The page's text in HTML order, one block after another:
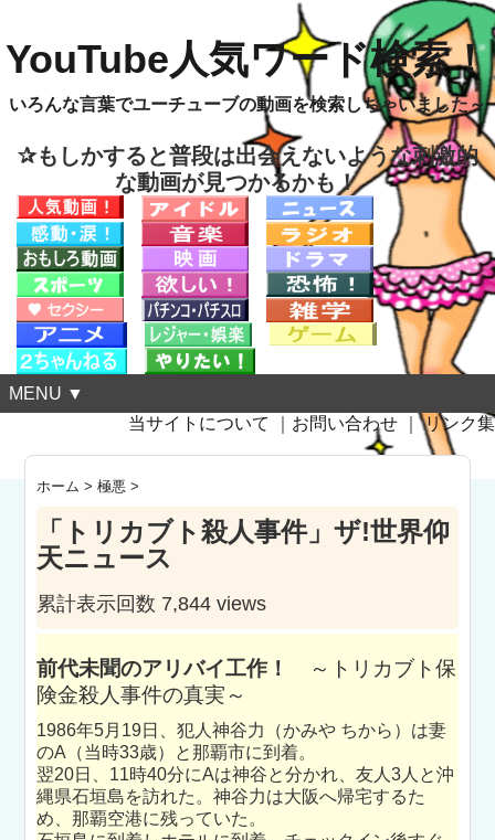
YouTube人気ワード検索！
いろんな言葉でユーチューブの動画を検索しちゃいました～
✰もしかすると普段は出会えないような刺激的
な動画が見つかるかも！
MENU ▼
当サイトについて
お問い合わせ ｜リンク集
ホーム >極悪 >
「トリカブト殺人事件」ザ!世界仰
天ニュース
累計表示回数 7,844 views
前代未聞のアリバイ工作！
～トリカブト保
険金殺人事件の真実～
1986年5月19日、犯人神谷力（かみや ちから）は妻
のA（当時33歳）と那覇市に到着。
翌20日、11時40分にAは神谷と分かれ、友人3人と沖
縄県石垣島を訪れた。神谷力は大阪へ帰宅するた
め、那覇空港に残っていた。